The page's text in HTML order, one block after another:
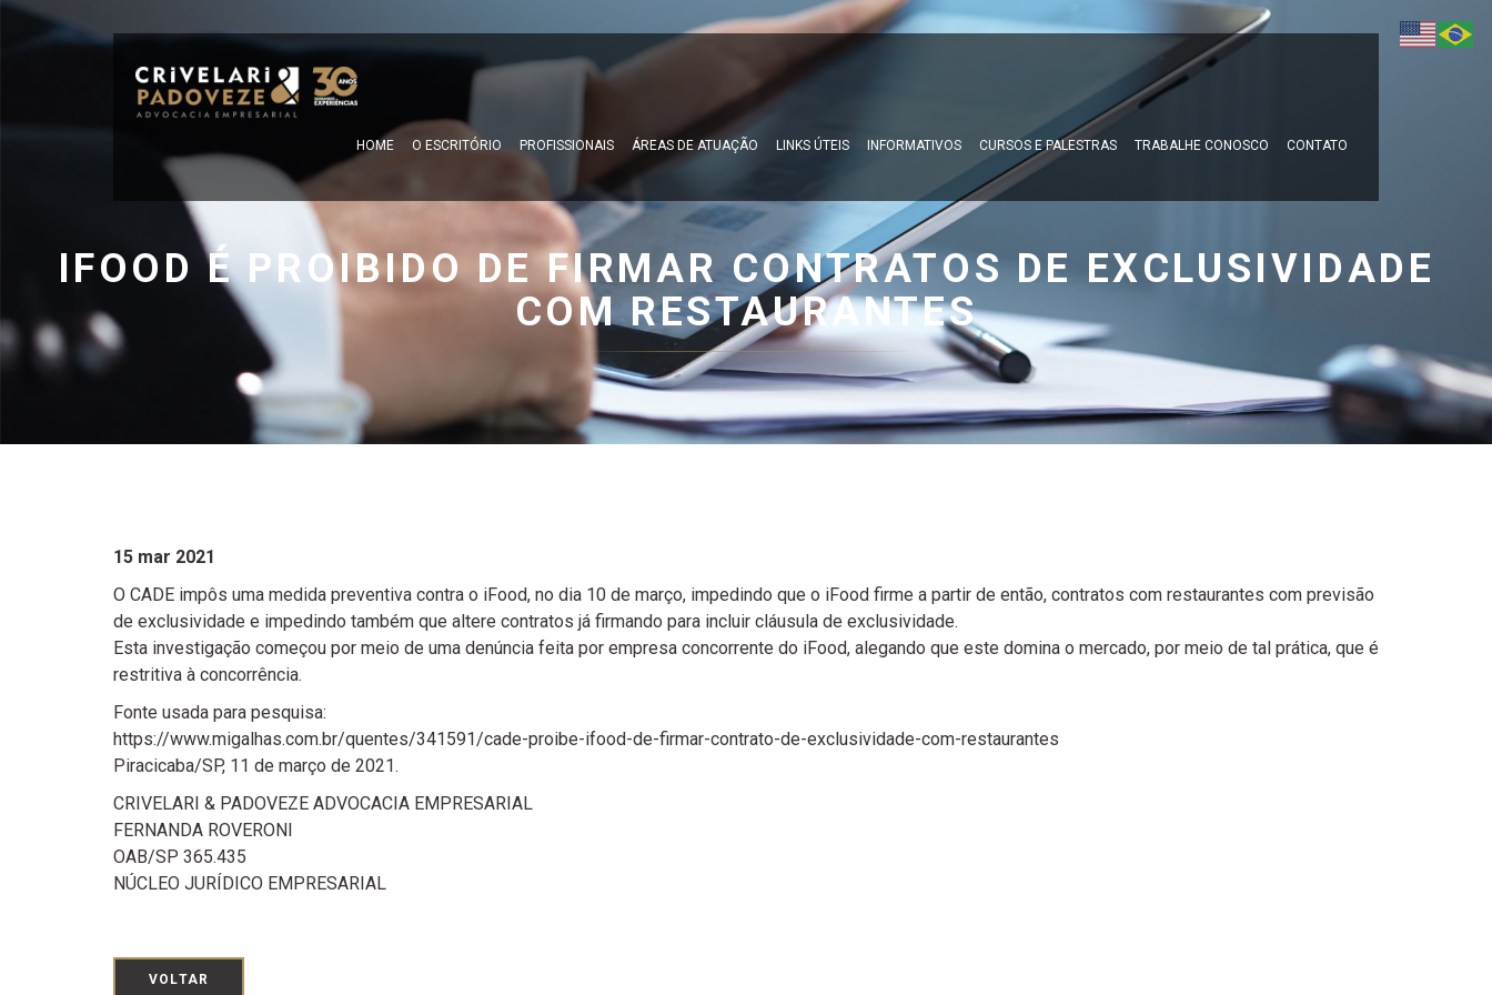
HOME O ESCRITÓRIO PROFISSIONAIS ÁREAS DE ATUAÇÃO LINKS ÚTEIS INFORMATIVOS CURSOS E PALESTRAS TRABALHE CONOSCO CONTATO
IFOOD É PROIBIDO DE FIRMAR CONTRATOS DE EXCLUSIVIDADE
COM RESTAURANTES
15 mar 2021
O CADE impôs uma medida preventiva contra o iFood, no dia 10 de março, impedindo que o iFood firme a partir de então, contratos com restaurantes com previsão
de exclusividade e impedindo também que altere contratos já firmando para incluir cláusula de exclusividade.
Esta investigação começou por meio de uma denúncia feita por empresa concorrente do iFood, alegando que este domina o mercado, por meio de tal prática, que é
restritiva à concorrência.
Fonte usada para pesquisa:
https://www.migalhas.com.br/quentes/341591/cade-proibe-ifood-de-firmar-contrato-de-exclusividade-com-restaurantes
Piracicaba/SP, 11 de março de 2021.
CRIVELARI & PADOVEZE ADVOCACIA EMPRESARIAL
FERNANDA ROVERONI
OAB/SP 365.435
NÚCLEO JURÍDICO EMPRESARIAL
VOLTAR